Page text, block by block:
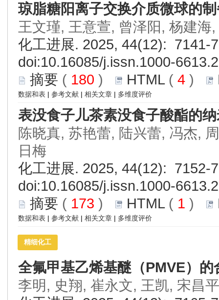
琼脂糖阳离子交换介质微球的
王文瑾, 王意萱, 曾泽阳, 杨建海
化工进展. 2025, 44(12): 7141-
doi:10.16085/j.issn.1000-
摘要 ( 180 ) HTML( 4 )
数据和表 | 参考文献 | 相关文章 | 多维度评价
表没食子儿茶素没食子酸酯的
陈晓真, 苏艳蕾, 陆兴蕾, 冯杰,
日梅
化工进展. 2025, 44(12): 7152-
doi:10.16085/j.issn.1000-
摘要 ( 173 ) HTML( 1 )
数据和表 | 参考文献 | 相关文章 | 多维度评价
精细化工
全氟甲基乙烯基醚（PMVE）的
李明, 史翔, 崔永文, 王凯, 宋昌